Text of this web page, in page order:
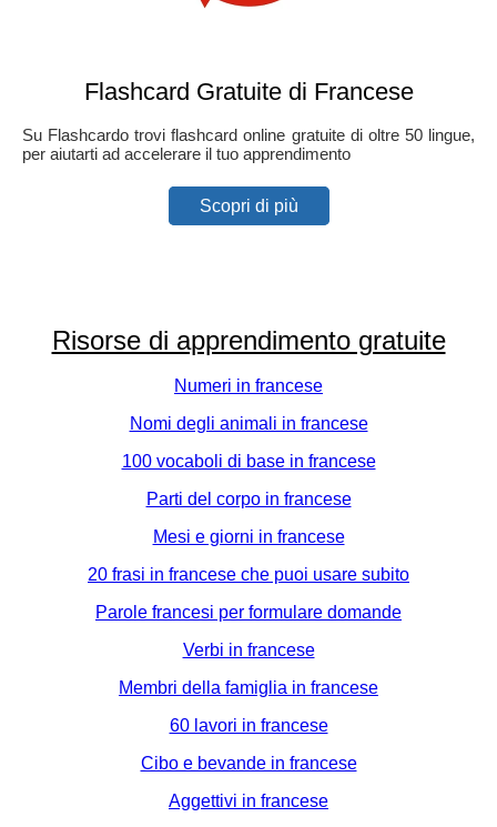
Flashcard Gratuite di Francese
Su Flashcardo trovi flashcard online gratuite di oltre 50 lingue,
per aiutarti ad accelerare il tuo apprendimento
Scopri di più
Risorse di apprendimento gratuite
Numeri in francese
Nomi degli animali in francese
100 vocaboli di base in francese
Parti del corpo in francese
Mesi e giorni in francese
20 frasi in francese che puoi usare subito
Parole francesi per formulare domande
Verbi in francese
Membri della famiglia in francese
60 lavori in francese
Cibo e bevande in francese
Aggettivi in francese